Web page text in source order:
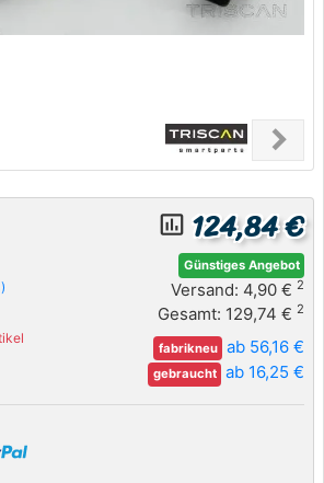
chevron_right
Next
insert_chart_outlined 124,84 €
Günstiges Angebot
Versand: 4,90 € 2
Gesamt: 129,74 € 2
fabrikneu ab 56,16 €
gebraucht ab 16,25 €